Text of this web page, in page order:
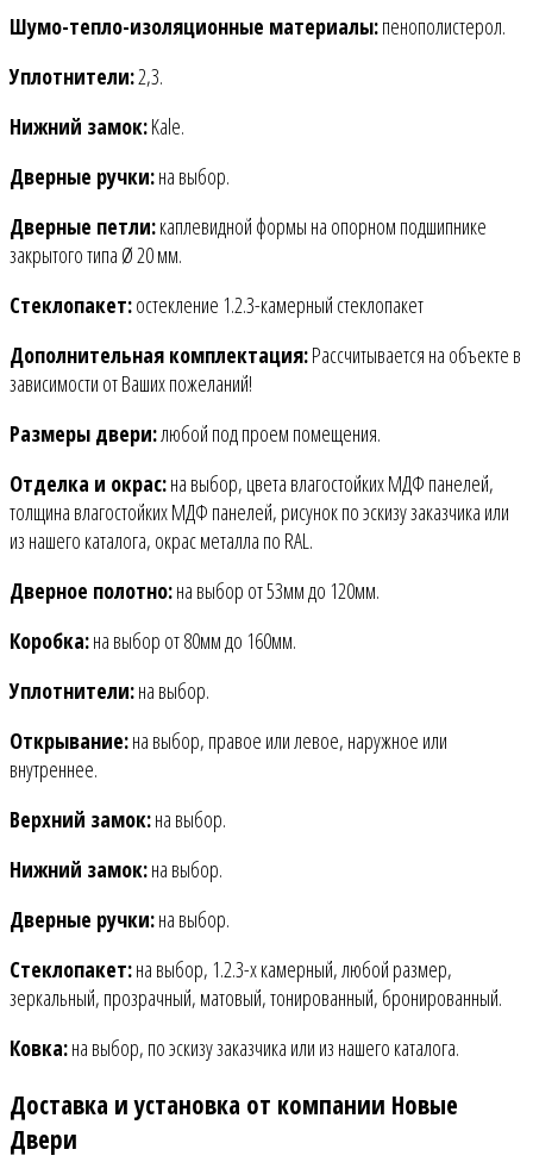
Шумо-тепло-изоляционные материалы:пенополистерол.
Уплотнители:2,3.
Нижний замок:Kale.
Дверные ручки:на выбор.
Дверные петли:каплевидной формы на опорном подшипнике
закрытого типа Ø 20 мм.
Стеклопакет:остекление 1.2.3-камерный стеклопакет
Дополнительная комплектация:Рассчитывается на объекте в
зависимости от Ваших пожеланий!
Размеры двери:любой под проем помещения.
Отделка и окрас:на выбор, цвета влагостойких МДФ панелей,
толщина влагостойких МДФ панелей, рисунок по эскизу заказчика или
из нашего каталога, окрас металла по RAL.
Дверное полотно:на выбор от 53мм до 120мм.
Коробка:на выбор от 80мм до 160мм.
Уплотнители:на выбор.
Открывание:на выбор, правое или левое, наружное или
внутреннее.
Верхний замок:на выбор.
Нижний замок:на выбор.
Дверные ручки:на выбор.
Стеклопакет:на выбор, 1.2.3-х камерный, любой размер,
зеркальный, прозрачный, матовый, тонированный, бронированный.
Ковка:на выбор, по эскизу заказчика или из нашего каталога.
Доставка и установка от компании Новые
Двери